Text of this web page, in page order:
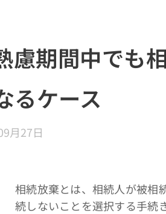
慮期間中でも
るケース
月27日
相続放棄とは、相続人が被相
続しないことを選択する手続